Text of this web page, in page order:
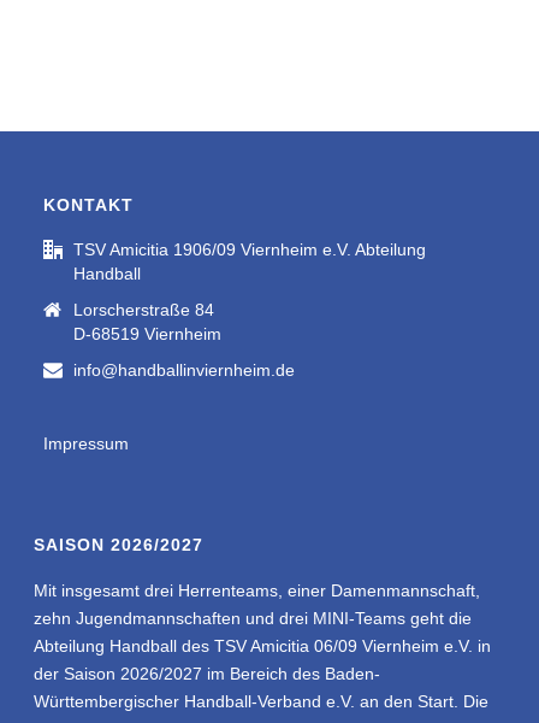
KONTAKT
TSV Amicitia 1906/09 Viernheim e.V. Abteilung
Handball
Lorscherstraße 84
D-68519 Viernheim
info@handballinviernheim.de
Impressum
SAISON 2026/2027
Mit insgesamt drei Herrenteams, einer Damenmannschaft,
zehn Jugendmannschaften und drei MINI-Teams geht die
Abteilung Handball des TSV Amicitia 06/09 Viernheim e.V. in
der Saison 2026/2027 im Bereich des Baden-
Württembergischer Handball-Verband e.V. an den Start. Die